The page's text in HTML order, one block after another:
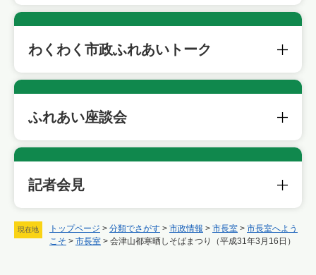
現在地 トップページ > 分類でさがす > 市政情報 > 市長室 > 市長室へよう
こそ > 市長室 > 会津山都寒晒しそばまつり（平成31年3月16日）
わくわく市政ふれあいトーク
ふれあい座談会
記者会見